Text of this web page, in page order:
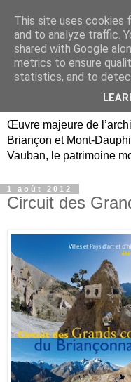
Briançon,
Vauban
Œuvre majeure de
Briançon et Mont-
Vauban, le patrimoine
1 août 2012
Circuit des
This site uses cookies
and to analyze traffic.
shared with Google
metrics to ensure
statistics, and to